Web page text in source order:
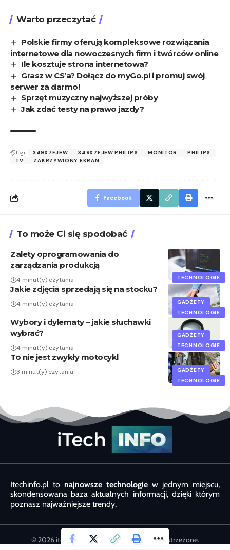
Warto przeczytać
Polskie firmy oferują kompleksowe rozwiązania
internetowe dla nowoczesnych firm i twórców online
Ile kosztuje strona internetowa?
Grasz w CS’a? Dołącz do myGo.pl i promuj swój
serwer za darmo!
Sprzęt muzyczny najwyższej próby
Jak zdać testy na prawo jazdy?
Tagi: 349X7FJEW 349X7FJEW PHILIPS MONITOR
PHILIPS
TV
ZAKRZYWIONY EKRAN
Facebook
To może Ci się spodobać
TECHNOLOGIE
Zalety oprogramowania do
zarządzania produkcją
4 minut(y) czytania
GADŻETY
TECHNOLOGIE
Jakie zdjęcia sprzedają się na stocku?
4 minut(y) czytania
GADŻETY
TECHNOLOGIE
Wybory i dylematy – jakie słuchawki
wybrać?
4 minut(y) czytania
GADŻETY
TECHNOLOGIE
To nie jest zwykły motocykl
3 minut(y) czytania
Itechinfo.pl to najnowsze technologie w jednym miejscu,
skondensowana baza aktualnych informacji, dzięki którym
poznasz najważniejsze trendy.
© 2026 itechinfo.com.pl. Wszystkie prawa zastrzeżone.